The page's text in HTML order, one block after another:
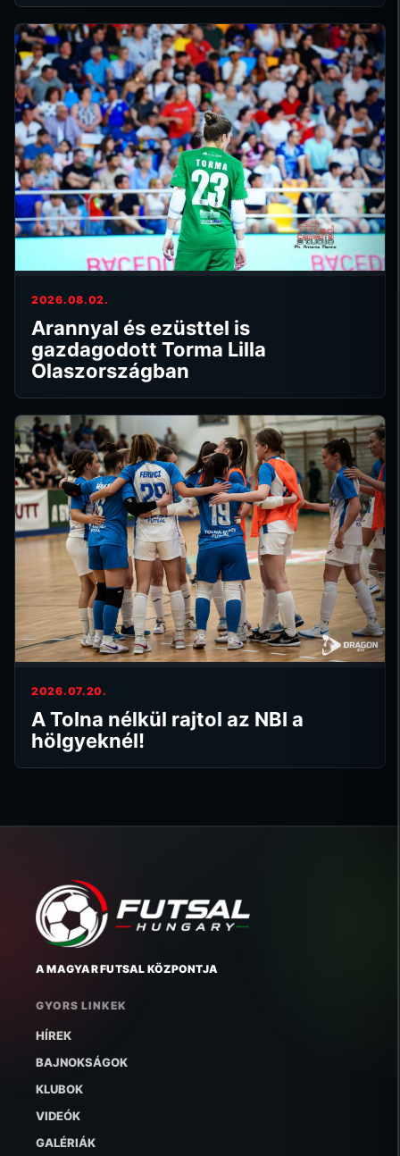
2026.08.02.
Arannyal és ezüsttel is
gazdagodott Torma Lilla
Olaszországban
2026.07.20.
A Tolna nélkül rajtol az NBI a
hölgyeknél!
A MAGYAR FUTSAL KÖZPONTJA
GYORS LINKEK
HÍREK
BAJNOKSÁGOK
KLUBOK
VIDEÓK
GALÉRIÁK